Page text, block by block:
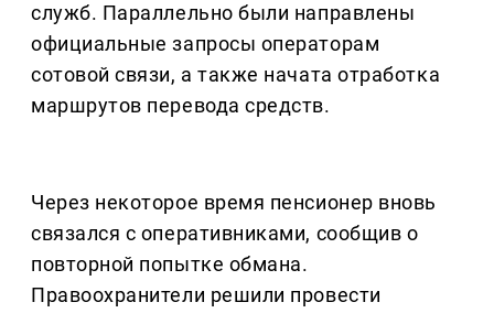
служб. Параллельно были направлены
официальные запросы операторам
сотовой связи, а также начата отработка
маршрутов перевода средств.
Через некоторое время пенсионер вновь
связался с оперативниками, сообщив о
повторной попытке обмана.
Правоохранители решили провести